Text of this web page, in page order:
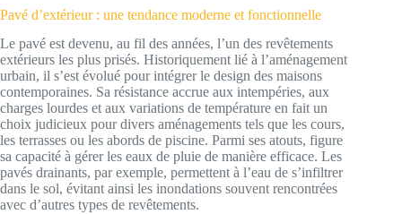
Pavé d’extérieur : une tendance moderne et fonctionnelle
Le pavé est devenu, au fil des années, l’un des revêtements
extérieurs les plus prisés. Historiquement lié à l’aménagement
urbain, il s’est évolué pour intégrer le design des maisons
contemporaines. Sa résistance accrue aux intempéries, aux
charges lourdes et aux variations de température en fait un
choix judicieux pour divers aménagements tels que les cours,
les terrasses ou les abords de piscine. Parmi ses atouts, figure
sa capacité à gérer les eaux de pluie de manière efficace. Les
pavés drainants, par exemple, permettent à l’eau de s’infiltrer
dans le sol, évitant ainsi les inondations souvent rencontrées
avec d’autres types de revêtements.